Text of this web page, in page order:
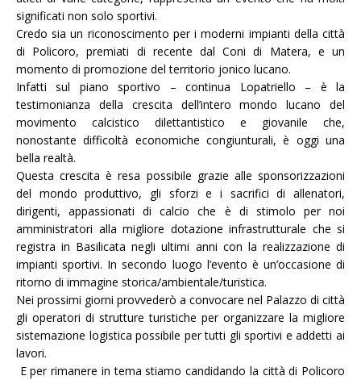
significati non solo sportivi.
Credo sia un riconoscimento per i moderni impianti della città
di Policoro, premiati di recente dal Coni di Matera, e un
momento di promozione del territorio jonico lucano.
Infatti sul piano sportivo – continua Lopatriello – è la
testimonianza della crescita dell’intero mondo lucano del
movimento calcistico dilettantistico e giovanile che,
nonostante difficoltà economiche congiunturali, è oggi una
bella realtà.
Questa crescita è resa possibile grazie alle sponsorizzazioni
del mondo produttivo, gli sforzi e i sacrifici di allenatori,
dirigenti, appassionati di calcio che è di stimolo per noi
amministratori alla migliore dotazione infrastrutturale che si
registra in Basilicata negli ultimi anni con la realizzazione di
impianti sportivi. In secondo luogo l’evento è un’occasione di
ritorno di immagine storica/ambientale/turistica.
Nei prossimi giorni provvederò a convocare nel Palazzo di città
gli operatori di strutture turistiche per organizzare la migliore
sistemazione logistica possibile per tutti gli sportivi e addetti ai
lavori.
E per rimanere in tema stiamo candidando la città di Policoro